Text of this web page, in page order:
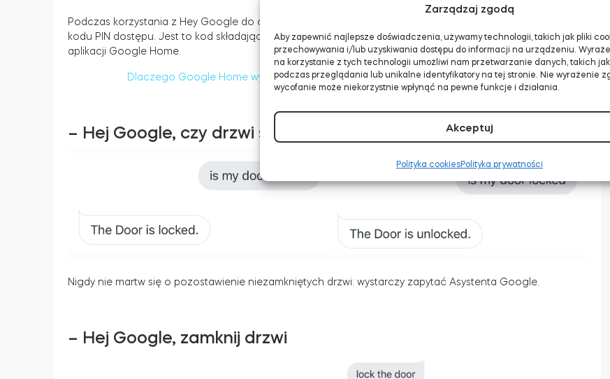
Zarządzaj zgodą
Aby zapewnić najlepsze doświadczenia, używamy technologii, takich jak pliki
przechowywania i/lub uzyskiwania dostępu do informacji na urządzeniu.
na korzystanie z tych technologii umożliwi nam przetwarzanie danych, takich
podczas przeglądania lub unikalne identyfikatory na tej stronie. Nie wyrażenie
wycofanie może niekorzystnie wpłynąć na pewne funkcje i działania.
Akceptuj
Polityka cookiesPolityka prywatności
Podczas korzystania z Hey Google do otwarcia inteligentnego zamka, Asystent Google prosi o podanie
kodu PIN dostępu. Jest to kod składający się z 4 do 10 cyfr, tworzony podczas dodawania Tedee do
aplikacji Google Home.
Dlaczego Google Home wymaga kodu PIN do otwarcia inteligentnego zamka? >>
– Hej Google, czy drzwi są zamknięte?
Nigdy nie martw się o pozostawienie niezamkniętych drzwi: wystarczy zapytać Asystenta Google.
– Hej Google, zamknij drzwi